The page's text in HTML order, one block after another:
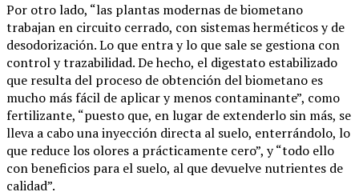
Por otro lado, “las plantas modernas de biometano
trabajan en circuito cerrado, con sistemas herméticos y de
desodorización. Lo que entra y lo que sale se gestiona con
control y trazabilidad. De hecho, el digestato estabilizado
que resulta del proceso de obtención del biometano es
mucho más fácil de aplicar y menos contaminante”, como
fertilizante, “puesto que, en lugar de extenderlo sin más, se
lleva a cabo una inyección directa al suelo, enterrándolo, lo
que reduce los olores a prácticamente cero”, y “todo ello
con beneficios para el suelo, al que devuelve nutrientes de
calidad”.